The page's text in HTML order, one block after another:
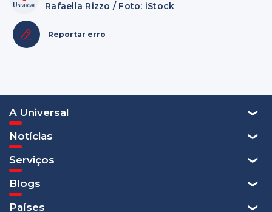
Rafaella Rizzo / Foto: iStock
Reportar erro
A Universal
Notícias
Serviços
Blogs
Países